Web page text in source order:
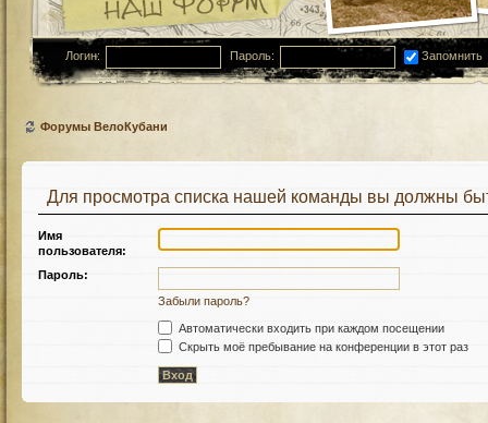
Логин: Пароль: Запомнить
Форумы ВелоКубани
Для просмотра списка нашей команды вы должны
Имя
пользователя:
Пароль:
Забыли пароль?
Автоматически входить при каждом посещении
Скрыть моё пребывание на конференции в этот раз